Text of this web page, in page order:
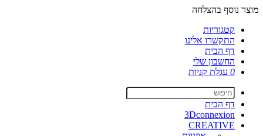
מוצר נוסף בהצלחה
קטגוריות
התקשרו אלינו
דף הבית
החשבון שלי
0 עגלת קניות
דף הבית
3Dconnexion
CREATIVE